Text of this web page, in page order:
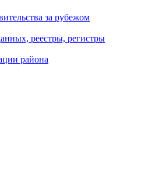
за рубежом
реестры, регистры
района